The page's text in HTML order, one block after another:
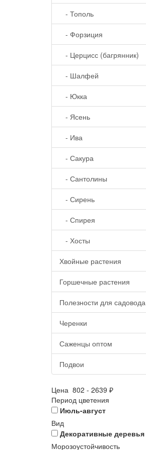
- Тополь
- Форзиция
- Церцисс (багрянник)
- Шалфей
- Юкка
- Ясень
- Ива
- Сакура
- Сантолины
- Сирень
- Спирея
- Хосты
Хвойные растения
Горшечные растения
Полезности для садовода
Черенки
Саженцы оптом
Подвои
Цена 802 - 2639 ₽
Период цветения
Июль-август
Вид
Декоративные деревья
Морозоустойчивость